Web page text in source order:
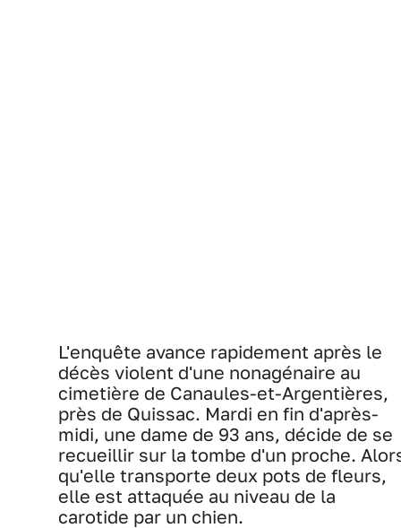
L'enquête avance rapidement après le
décès violent d'une nonagénaire au
cimetière de Canaules-et-Argentières,
près de Quissac. Mardi en fin d'après-
midi, une dame de 93 ans, décide de se
recueillir sur la tombe d'un proche.
qu'elle transporte deux pots de fleurs,
elle est attaquée au niveau de la
carotide par un chien.